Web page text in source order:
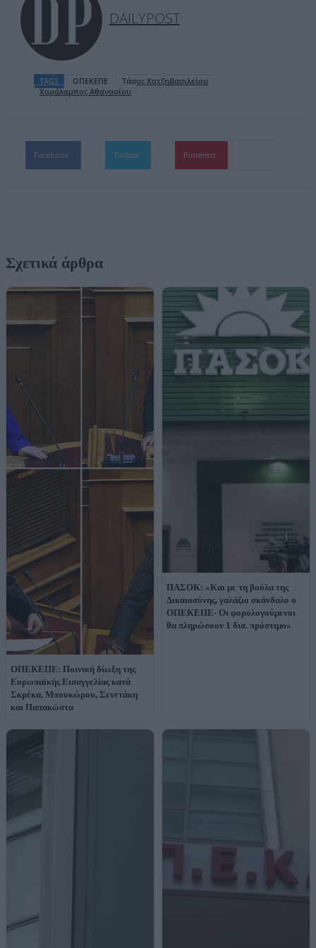
DAILYPOST
TAGS ΟΠΕΚΕΠΕ
Τάσος Χατζηβασιλείου
Χαράλαμπος Αθανασίου
Facebook Twitter Pinterest
Σχετικά άρθρα
ΟΠΕΚΕΠΕ: Ποινική δίωξη της
Ευρωπαϊκής Εισαγγελίας κατά
Σκρέκα, Μπουκώρου, Σενετάκη
και Παπακώστα
ΠΑΣΟΚ: «Και με τη βούλα της
Δικαιοσύνης, γαλάζιο σκάνδαλο ο
ΟΠΕΚΕΠΕ- Οι φορολογούμενοι
θα πληρώσουν 1 δισ. πρόστιμο»